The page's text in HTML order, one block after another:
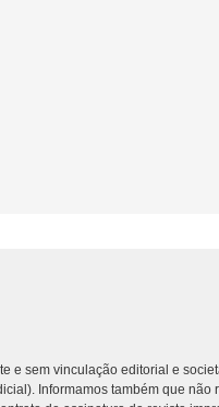
e sem vinculação editorial e
Informamos também que não